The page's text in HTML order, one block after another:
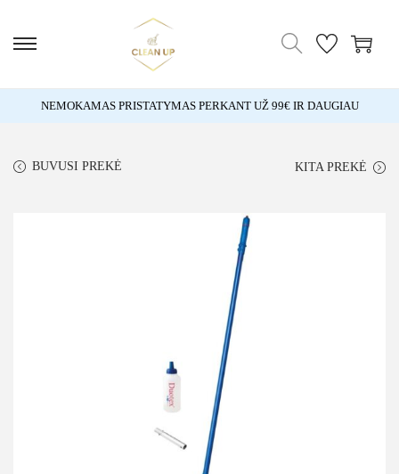
NEMOKAMAS PRISTATYMAS PERKANT UŽ 99€ IR DAUGIAU
BUVUSI PREKĖ KITA PREKĖ